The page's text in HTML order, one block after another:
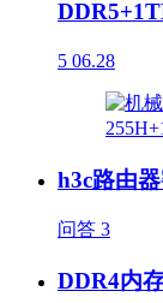
5 06.28
h3c路由
问答 3
DDR4内